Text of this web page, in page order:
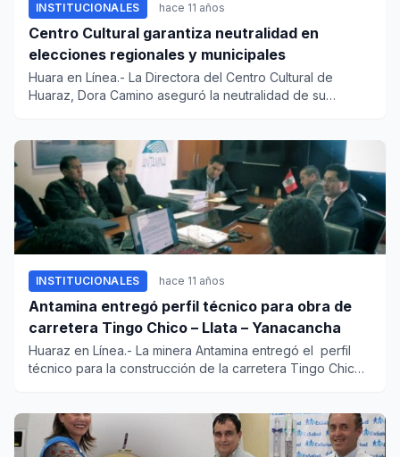
INSTITUCIONALES hace 11 años
Centro Cultural garantiza neutralidad en
elecciones regionales y municipales
Huara en Línea.- La Directora del Centro Cultural de
Huaraz, Dora Camino aseguró la neutralidad de su
INSTITUCIONALES hace 11 años
Antamina entregó perfil técnico para obra de
carretera Tingo Chico – Llata – Yanacancha
Huaraz en Línea.- La minera Antamina entregó el perfil
técnico para la construcción de la carretera Tingo Chico